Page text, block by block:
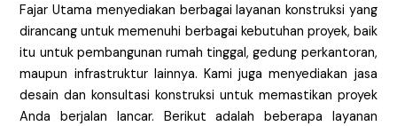
Fajar Utama menyediakan berbagai layanan konstruksi yang
dirancang untuk memenuhi berbagai kebutuhan proyek, baik
itu untuk pembangunan rumah tinggal, gedung perkantoran,
maupun infrastruktur lainnya. Kami juga menyediakan jasa
desain dan konsultasi konstruksi untuk memastikan proyek
Anda berjalan lancar. Berikut adalah beberapa layanan